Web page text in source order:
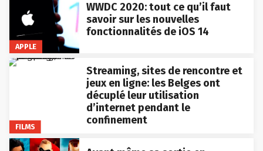
APPLE
WWDC 2020: tout ce qu’il faut
savoir sur les nouvelles
fonctionnalités de iOS 14
FILMS
Streaming, sites de rencontre et
jeux en ligne: les Belges ont
décuplé leur utilisation
d’internet pendant le
confinement